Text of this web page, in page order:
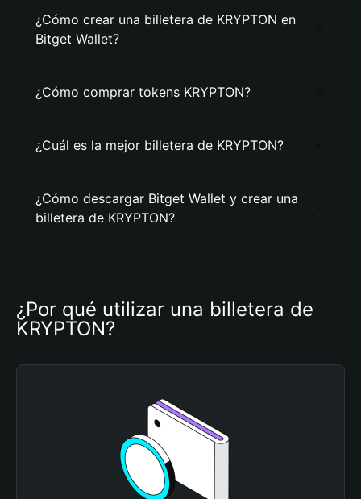
¿Cómo crear una billetera de KRYPTON en
Bitget Wallet?
¿Cómo comprar tokens KRYPTON?
¿Cuál es la mejor billetera de KRYPTON?
¿Cómo descargar Bitget Wallet y crear una
billetera de KRYPTON?
¿Por qué utilizar una billetera de
KRYPTON?